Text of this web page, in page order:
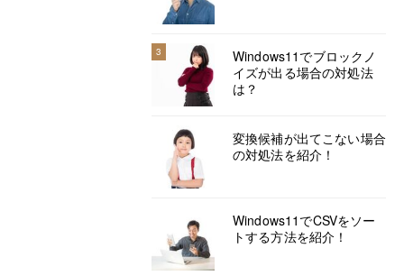
3
Windows11でブロックノ
イズが出る場合の対処法
は？
変換候補が出てこない場合
の対処法を紹介！
Windows11でCSVをソー
トする方法を紹介！